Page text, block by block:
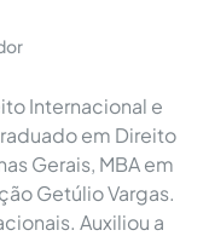
Internacional e
em Direito
Gerais, MBA em
Getúlio Vargas.
Auxiliou a